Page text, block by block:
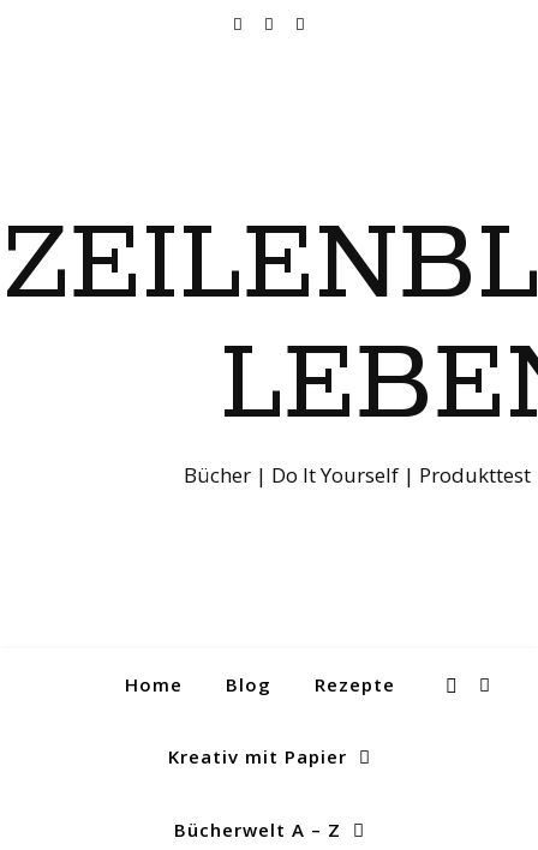
Bücher | Do It Yourself | Produkttest
Home Blog Rezepte
Kreativ mit Papier
Bücherwelt A – Z